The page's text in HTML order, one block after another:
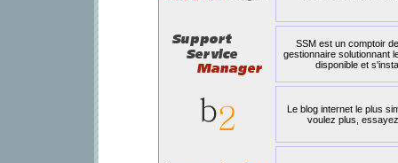
SSM est un comptoir
gestionnaire solutionnant
disponible et
Le blog internet le plus
voulez plus,